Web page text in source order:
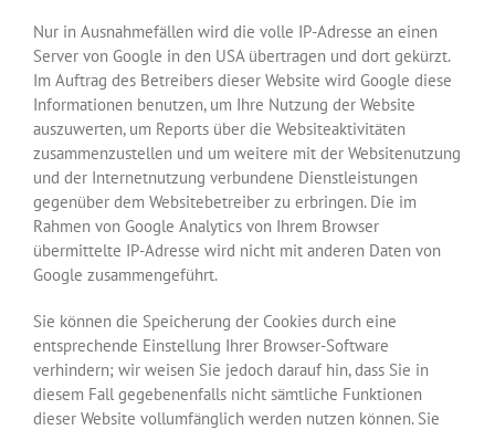
Nur in Ausnahmefällen wird die volle IP-Adresse an einen
Server von Google in den USA übertragen und dort gekürzt.
Im Auftrag des Betreibers dieser Website wird Google diese
Informationen benutzen, um Ihre Nutzung der Website
auszuwerten, um Reports über die Websiteaktivitäten
zusammenzustellen und um weitere mit der Websitenutzung
und der Internetnutzung verbundene Dienstleistungen
gegenüber dem Websitebetreiber zu erbringen. Die im
Rahmen von Google Analytics von Ihrem Browser
übermittelte IP-Adresse wird nicht mit anderen Daten von
Google zusammengeführt.
Sie können die Speicherung der Cookies durch eine
entsprechende Einstellung Ihrer Browser-Software
verhindern; wir weisen Sie jedoch darauf hin, dass Sie in
diesem Fall gegebenenfalls nicht sämtliche Funktionen
dieser Website vollumfänglich werden nutzen können. Sie